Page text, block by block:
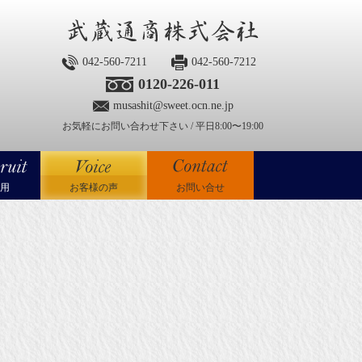
042-560-7211 042-560-7212
0120-226-011
musashit@sweet.ocn.ne.jp
お気軽にお問い合わせ下さい / 平日8:00〜19:00
お客様の声 お問い合せ